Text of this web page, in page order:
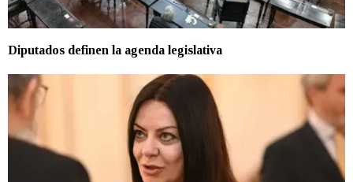
Diputados definen la agenda legislativa